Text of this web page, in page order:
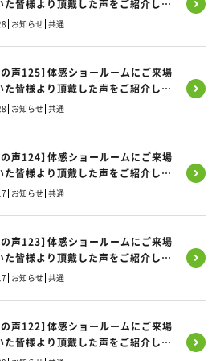
た皆様より頂戴した声をご紹介しま
お知らせ 共通
の声125】体感ショールームにご来場
た皆様より頂戴した声をご紹介しま
お知らせ 共通
の声124】体感ショールームにご来場
た皆様より頂戴した声をご紹介しま
お知らせ 共通
の声123】体感ショールームにご来場
た皆様より頂戴した声をご紹介しま
お知らせ 共通
の声122】体感ショールームにご来場
た皆様より頂戴した声をご紹介しま